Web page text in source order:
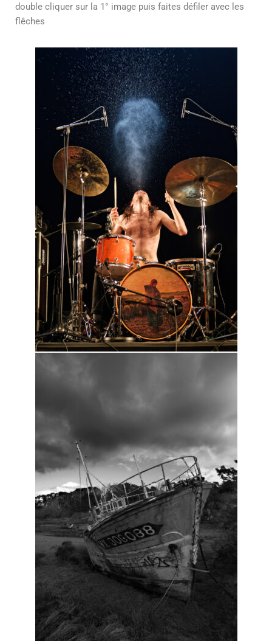
double cliquer sur la 1° image puis faites défiler avec les
flêches